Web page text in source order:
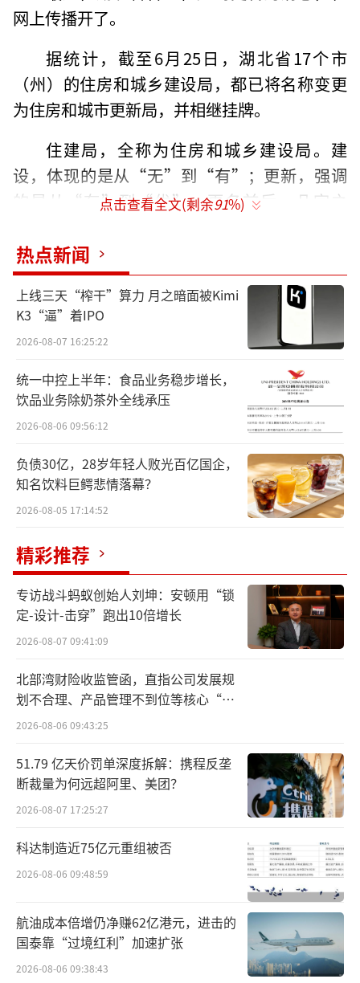
网上传播开了。
据统计，截至6月25日，湖北省17个市
（州）的住房和城乡建设局，都已将名称变更
为住房和城市更新局，并相继挂牌。
住建局，全称为住房和城乡建设局。建
设，体现的是从“无”到“有”；更新，强调
的是从“有”到“优”。更名前后，几字之
相关部门职能调整，更象征着一个时代的结
束，另一个新时代的全面到来。
从住建局到住更局
政府职能发生转向
部门。在我国，住建局属于城建系统的重要单
位，一般设有房管局和建管委两个下级单位
（也部分地区两个单位合并设置），主要承担
建设工程审批、建筑建材业监管、房地产市场
监管、住房保障等等职能。
以武汉市住房和城市更新局为例，据武汉
人大发布的《武汉市人民政府关于市政府机构
改革情况的报告》，武汉市住房和城市更新局
将负责做好房屋建设管理和住房保障、房地产
市场、市政基础设施建设等方面的管理工作，
统筹协调城市更新实施工作。
可以看出，过去住建局的工作侧重于增量
建设管理，而更名后，住更局的侧重点则不
同，强调住房供应结构调整，即保障房的建设
管理，以及存量改造优化。
这一变化的背后，是近几年房地产供求关
系的明显逆转。
据最新数据，在2020年，我国人均居住面
积就已经达到41.8平方米，不低于发达国家水
平。
点击查看全文(剩余91%)
热点新闻
上线三天“榨干”算力 月之暗面被Kimi
K3“逼”着IPO
2026-08-07 16:25:22
统一中控上半年：食品业务稳步增长，
饮品业务除奶茶外全线承压
2026-08-06 09:56:12
负债30亿，28岁年轻人败光百亿国企，
知名饮料巨鳄悲情落幕？
2026-08-05 17:14:52
精彩推荐
专访战斗蚂蚁创始人刘坤：安顿用“锁
定-设计-击穿”跑出10倍增长
2026-08-07 09:41:09
北部湾财险收监管函，直指公司发展规
划不合理、产品管理不到位等核心“痛
点”
2026-08-06 09:43:25
51.79 亿天价罚单深度拆解：携程反垄
断裁量为何远超阿里、美团？
2026-08-07 17:25:27
科达制造近75亿元重组被否
2026-08-06 09:48:59
航油成本倍增仍净赚62亿港元，进击的
国泰靠“过境红利”加速扩张
2026-08-06 09:38:43